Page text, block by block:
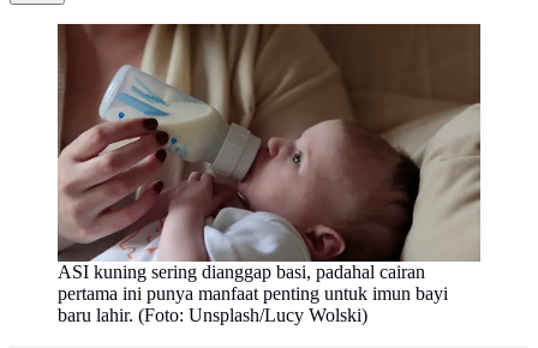
ASI kuning sering dianggap basi, padahal cairan
pertama ini punya manfaat penting untuk imun bayi
baru lahir. (Foto: Unsplash/Lucy Wolski)